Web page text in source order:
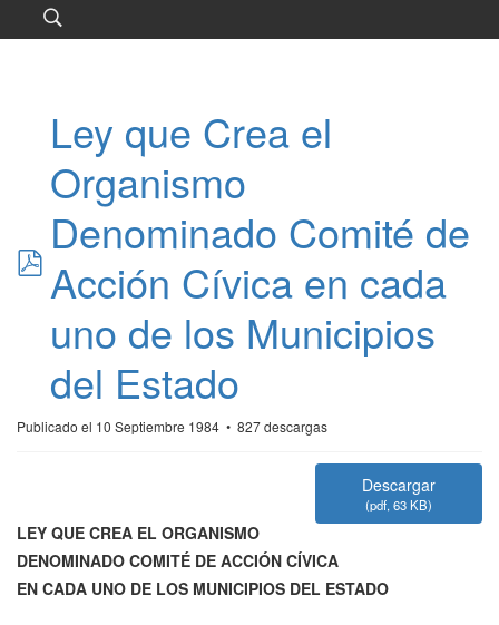
pdf
Ley que Crea el
Organismo
Denominado Comité de
Acción Cívica en cada
uno de los Municipios
del Estado
Publicado el 10 Septiembre 1984 827 descargas
Descargar
(pdf, 63 KB)
LEY QUE CREA EL ORGANISMO
DENOMINADO COMITÉ DE ACCIÓN CÍVICA
EN CADA UNO DE LOS MUNICIPIOS DEL ESTADO